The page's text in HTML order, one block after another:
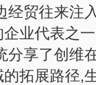
经贸往来注
业代表之
分享了创维
拓展路径,